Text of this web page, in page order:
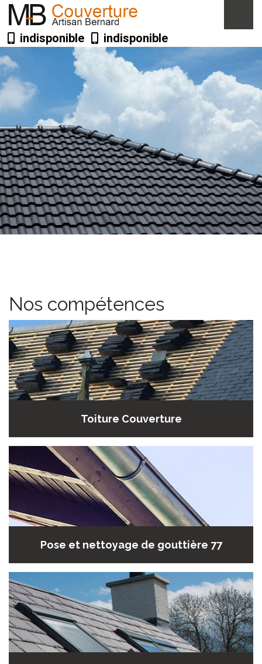
indisponible indisponible
Nos compétences
Toiture Couverture
Pose et nettoyage de gouttière 77